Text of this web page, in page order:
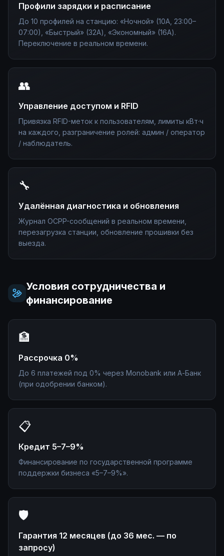
Профили зарядки и расписание
До 10 профилей на станцию: «Ночной» (10А, 23:00–
07:00), «Быстрый» (32А), «Экономный» (16А).
Переключение в реальном времени.
👥
Управление доступом и RFID
Привязка RFID-меток к пользователям, лимиты кВт·ч
на каждого, разграничение ролей: админ / оператор
/ наблюдатель.
🔧
Удалённая диагностика и обновления
Журнал OCPP-сообщений в реальном времени,
перезагрузка станции, обновление прошивки без
выезда.
Условия сотрудничества и
финансирование
🏦
Рассрочка 0%
До 6 платежей под 0% через Monobank или А-Банк
(при одобрении банком).
📋
Кредит 5–7–9%
Финансирование по государственной программе
поддержки бизнеса «5–7–9%».
🛡️
Гарантия 12 месяцев (до 36 мес. — по
запросу)